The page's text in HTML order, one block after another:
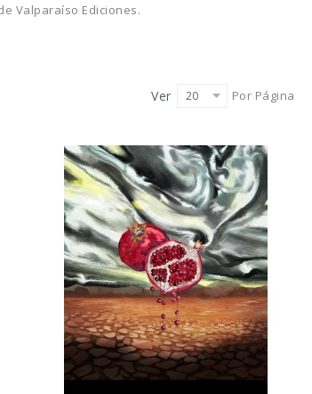
Valparaíso Ediciones.
Ver 20 Por Página